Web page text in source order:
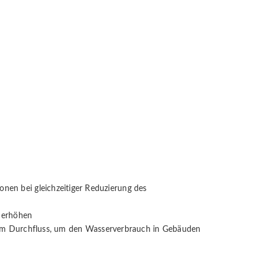
bei gleichzeitiger Reduzierung des
Durchfluss, um den Wasserverbrauch in Gebäuden